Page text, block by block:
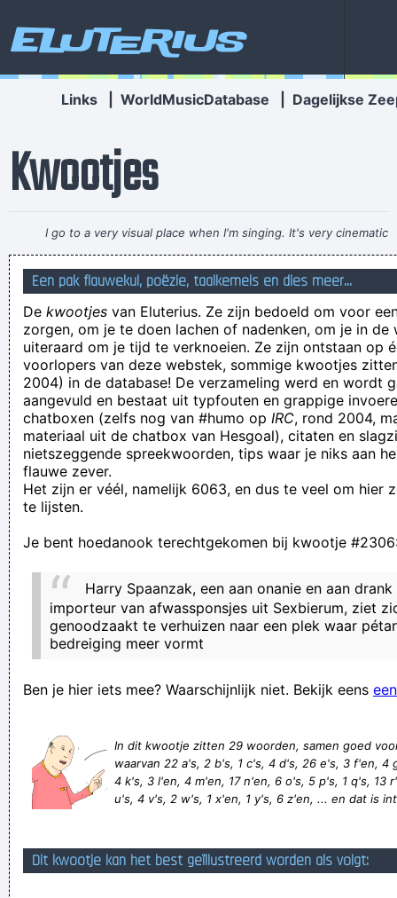
Eluterius
Links WorldMusicDatabase Dagelijkse
Kwootjes
I go to a very visual place when I'm singing. It's very cinematic
and I get this feeling of space. I love when music does that.~
Dave Gahan
We hebben weer een dingetje gevonden waarbij je je
kostbare tijd weer gralijk kan verkwanselen!
Het gefluit op de tribunes van het Olympisch Stadion klinken
steeds luider, zeker wanneer Nielsen gaat liggen zonder een
Beerschit-speler in de buurt
One of the inmates imitates his mate
En jij? Heb JIJ vandaag al iemand uitgelachen?
pijn doen
Tanja isser get vuurzichtig met gewoere. Ich heb er nog gein
gezeen
Nec Nac Pec Pac Pacman
choses. Parfois, de bonnes choses arrivent à de bonnes
Storgorksnork
ik was u voor...ik was men voor zelf!
Blaffende honden maken best veel herrie
Verknoei je tijd op een nuttige manier!
Een pak flauwekul, poëzie, taalkemels en dies meer...
De kwootjes van Eluterius. Ze zijn bedoeld om voor
zorgen, om je te doen lachen of nadenken, om je in de
uiteraard om je tijd te verknoeien. Ze zijn ontstaan op
voorlopers van deze webstek, sommige kwootjes
2004) in de database! De verzameling werd en wordt
aangevuld en bestaat uit typfouten en grappige
chatboxen (zelfs nog van #humo op IRC, rond 2004,
materiaal uit de chatbox van Hesgoal), citaten en
nietszeggende spreekwoorden, tips waar je niks aan
flauwe zever.
Het zijn er véél, namelijk 6063, en dus te veel om hier
te lijsten.
Je bent hoedanook terechtgekomen bij kwootje
Harry Spaanzak, een aan onanie en aan
importeur van afwassponsjes uit Sexbierum, ziet
genoodzaakt te verhuizen naar een plek waar
bedreiging meer vormt
Ben je hier iets mee? Waarschijnlijk niet. Bekijk eens
In dit kwootje zitten 29 woorden, samen goed
waarvan 22 a's, 2 b's, 1 c's, 4 d's, 26 e's, 3 f'en, 4
4 k's, 3 l'en, 4 m'en, 17 n'en, 6 o's, 5 p's, 1 q's, 13
u's, 4 v's, 2 w's, 1 x'en, 1 y's, 6 z'en, ... en dat is
Dit kwootje kan het best geïllustreerd worden als volgt: